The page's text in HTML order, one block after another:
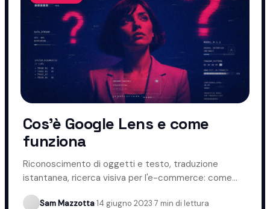
Cos'è Google Lens e come
funziona
Riconoscimento di oggetti e testo, traduzione
istantanea, ricerca visiva per l'e-commerce: come
funziona Google Lens.
Sam Mazzotta·14 giugno 2023·7 min di lettura